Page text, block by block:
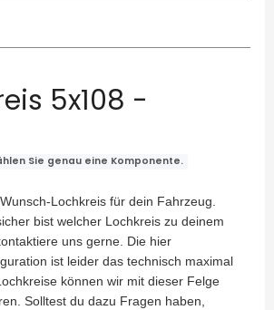
5x108 -
Sie genau eine Komponente.
Lochkreis für dein Fahrzeug.
bist welcher Lochkreis zu deinem
uns gerne. Die hier
ist leider das technisch maximal
können wir mit dieser Felge
Solltest du dazu Fragen haben,